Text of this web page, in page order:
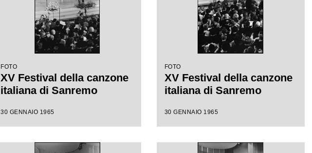
FOTO
XV Festival della canzone
italiana di Sanremo
30 GENNAIO 1965
FOTO
XV Festival della canzone
italiana di Sanremo
30 GENNAIO 1965